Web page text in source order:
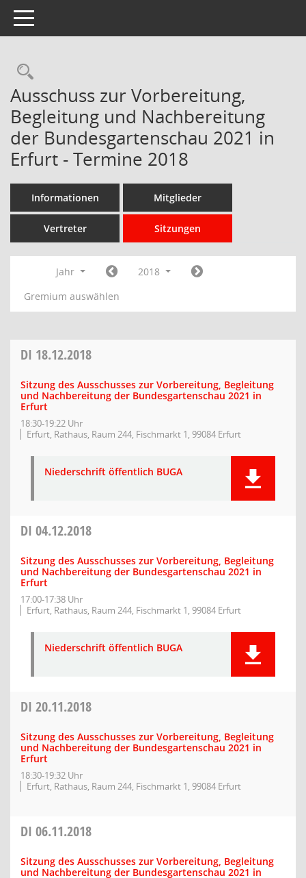
Toggle navigation
Rechercheauswahl
Ausschuss zur Vorbereitung,
Begleitung und Nachbereitung
der Bundesgartenschau 2021 in
Erfurt - Termine 2018
Informationen Mitglieder
Vertreter Sitzungen
Jahr
2018
Gremium auswählen
DI 18.12.2018
Sitzung des Ausschusses zur Vorbereitung, Begleitung
und Nachbereitung der Bundesgartenschau 2021 in
Erfurt
18:30-19:22 Uhr
Erfurt, Rathaus, Raum 244, Fischmarkt 1, 99084 Erfurt
Niederschrift öffentlich BUGA
DI 04.12.2018
Sitzung des Ausschusses zur Vorbereitung, Begleitung
und Nachbereitung der Bundesgartenschau 2021 in
Erfurt
17:00-17:38 Uhr
Erfurt, Rathaus, Raum 244, Fischmarkt 1, 99084 Erfurt
Niederschrift öffentlich BUGA
DI 20.11.2018
Sitzung des Ausschusses zur Vorbereitung, Begleitung
und Nachbereitung der Bundesgartenschau 2021 in
Erfurt
18:30-19:32 Uhr
Erfurt, Rathaus, Raum 244, Fischmarkt 1, 99084 Erfurt
DI 06.11.2018
Sitzung des Ausschusses zur Vorbereitung, Begleitung
und Nachbereitung der Bundesgartenschau 2021 in